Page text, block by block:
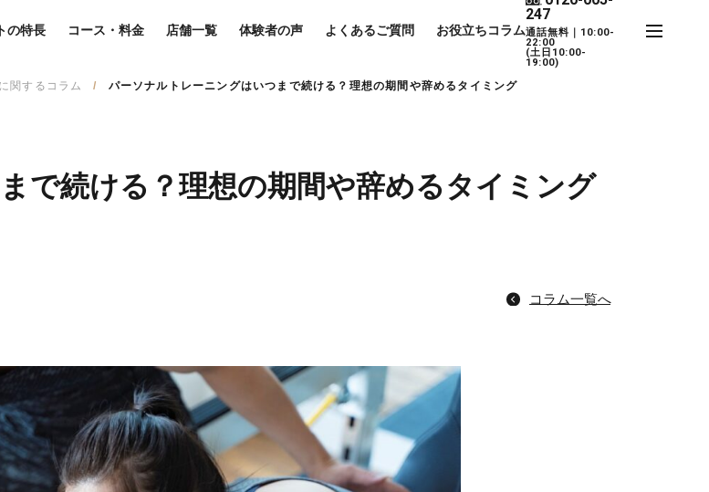
の特長 コース・料金 店舗一覧 体験者の声 よくあるご質問 お役立ちコラム
247
通話無料｜10:00-
22:00
(土日10:00-
19:00)
関するコラム パーソナルトレーニングはいつまで続ける？理想の期間や辞めるタイミング
で続ける？理想の期間や辞めるタイミング
コラム一覧へ